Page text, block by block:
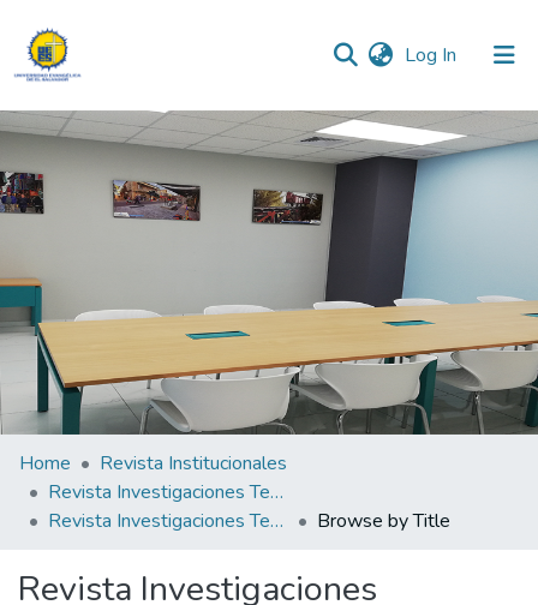
Log In (current)
Communities & Collections
All of DSpace
Home
Revista Institucionales
Revista Investigaciones Teológicas
Revista Investigaciones Teológicas N°3
Browse by Title
Revista Investigaciones